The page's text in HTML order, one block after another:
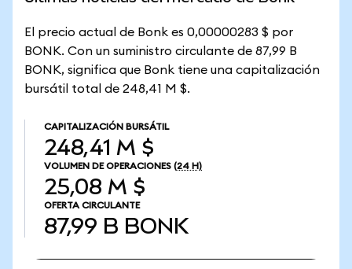
El precio actual de Bonk es 0,00000283 $ por
BONK. Con un suministro circulante de 87,99 B
BONK, significa que Bonk tiene una capitalización
bursátil total de 248,41 M $.
CAPITALIZACIÓN BURSÁTIL
248,41 M $
VOLUMEN DE OPERACIONES (24 H)
25,08 M $
OFERTA CIRCULANTE
87,99 B BONK